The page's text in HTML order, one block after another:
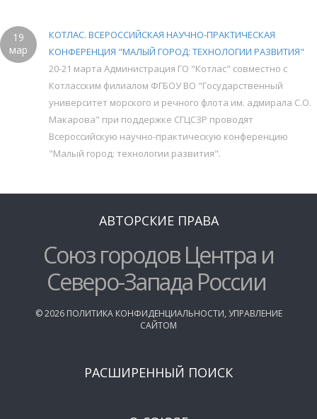
19
мар
КОТЛАС. ВСЕРОССИЙСКАЯ НАУЧНО-ПРАКТИЧЕСКАЯ
КОНФЕРЕНЦИЯ "МАЛЫЙ ГОРОД: ТЕХНОЛОГИИ РАЗВИТИЯ"
20-21 марта Администрация ГО "Котлас" совместно с
Котласским филиалом ФГБОУ ВО "Государственный
университет морского и речного флота им. адмирала С.О.
Макарова" при поддержке СГЦСЗР проводят
Всероссийскую научно-практическую конференцию
"Малый город: технологии развития".
АВТОРСКИЕ ПРАВА
Союз городов Центра и
Северо-Запада России
©2026 ПОЛИТИКА КОНФИДЕНЦИАЛЬНОСТИ, УПРАВЛЕНИЕ
САЙТОМ
РАСШИРЕННЫЙ ПОИСК